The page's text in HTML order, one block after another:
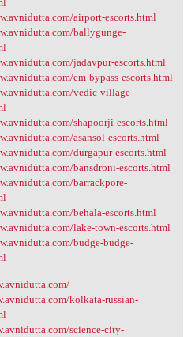
airport-escorts.html
ballygunge-
jadavpur-escorts.html
em-bypass-escorts.html
vedic-village-
shapoorji-escorts.html
asansol-escorts.html
durgapur-escorts.html
bansdroni-escorts.html
barrackpore-
behala-escorts.html
lake-town-escorts.html
budge-budge-
kolkata-russian-
science-city-